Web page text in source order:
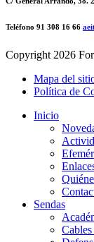
Teléfono 91 308 16 66
Copyright 2026
Mapa del
Política de
Inicio
Sendas